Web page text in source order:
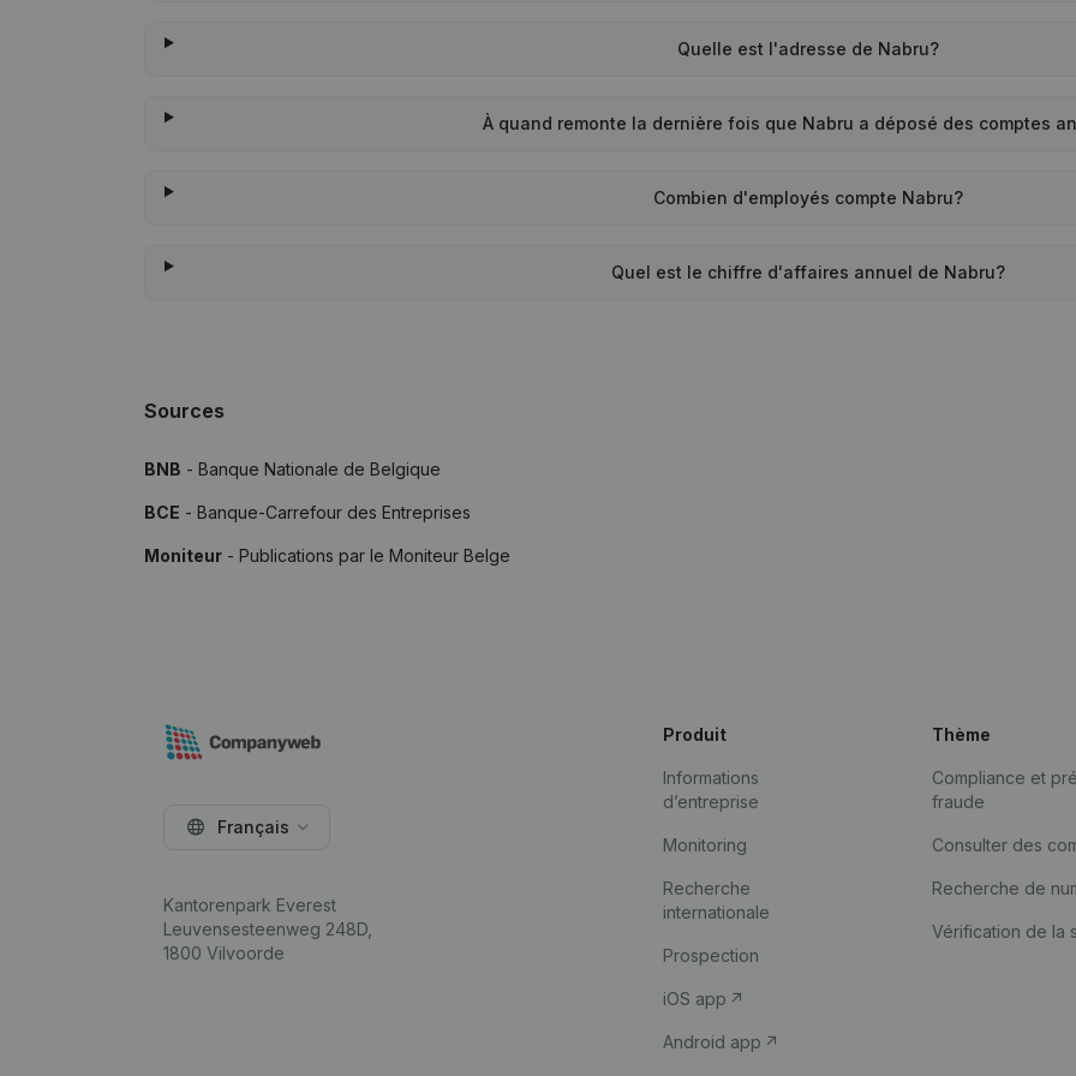
Quelle est l'adresse de Nabru?
À quand remonte la dernière fois que Nabru a déposé des comptes
Combien d'employés compte Nabru?
Quel est le chiffre d'affaires annuel de Nabru?
Sources
BNB - Banque Nationale de Belgique
BCE - Banque-Carrefour des Entreprises
Moniteur - Publications par le Moniteur Belge
Français
Kantorenpark Everest
Leuvensesteenweg 248D,
1800 Vilvoorde
Produit
Informations
d’entreprise
Monitoring
Recherche
internationale
Prospection
iOS app
Android app
Thème
Compliance et
fraude
Consulter des
Recherche de
Vérification de la